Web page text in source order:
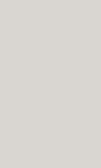
della telefonia.